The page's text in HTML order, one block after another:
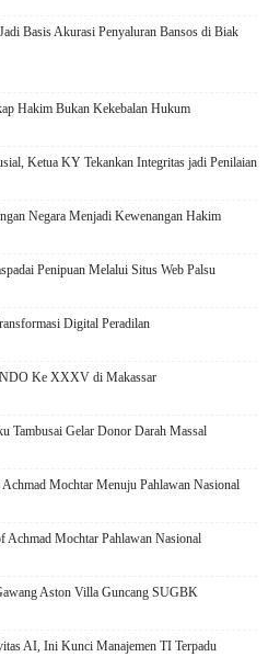
Basis Akurasi Penyaluran Bansos di Biak
Hakim Bukan Kekebalan Hukum
Ketua KY Tekankan Integritas jadi Penilaian
Negara Menjadi Kewenangan Hakim
Penipuan Melalui Situs Web Palsu
Digital Peradilan
Ke XXXV di Makassar
Tambusai Gelar Donor Darah Massal
Mochtar Menuju Pahlawan Nasional
Mochtar Pahlawan Nasional
Aston Villa Guncang SUGBK
AI, Ini Kunci Manajemen TI Terpadu